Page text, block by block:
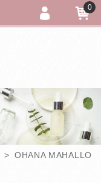
OHANA MAHALLO
0